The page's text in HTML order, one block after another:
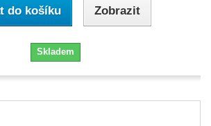
do košíku Zobrazit
Skladem